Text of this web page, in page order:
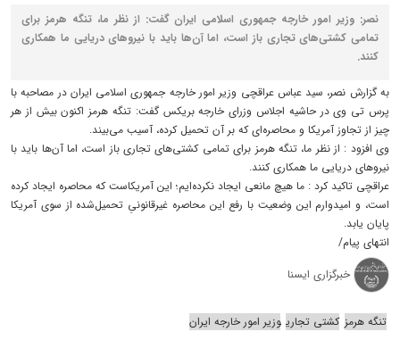
نصر: وزیر امور خارجه جمهوری اسلامی ایران گفت: از نظر ما، تنگه هرمز برای
تمامی کشتی‌های تجاری باز است، اما آن‌ها باید با نیروهای دریایی ما همکاری
کنند.
به گزارش نصر، سید عباس عراقچی وزیر امور خارجه جمهوری اسلامی ایران در مصاحبه با
پرس تی وی در حاشیه اجلاس وزرای خارجه بریکس گفت: تنگه هرمز اکنون بیش از هر
چیز از تجاوز آمریکا و محاصره‌ای که بر آن تحمیل کرده، آسیب می‌بیند.
وی افزود : از نظر ما، تنگه هرمز برای تمامی کشتی‌های تجاری باز است، اما آن‌ها باید با
نیروهای دریایی ما همکاری کنند.
عراقچی تاکید کرد : ما هیچ مانعی ایجاد نکرده‌ایم؛ این آمریکاست که محاصره ایجاد کرده
است، و امیدوارم این وضعیت با رفع این محاصره غیرقانونیِ تحمیل‌شده از سوی آمریکا
پایان یابد.
انتهای پیام/
خبرگزاری ایسنا
تنگه هرمز کشتی تجاری وزیر امور خارجه ایران